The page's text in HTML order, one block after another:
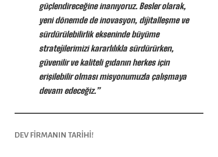
güçlendireceğine inanıyoruz. Besler olarak,
yeni dönemde de inovasyon, dijitalleşme ve
sürdürülebilirlik ekseninde büyüme
stratejilerimizi kararlılıkla sürdürürken,
güvenilir ve kaliteli gıdanın herkes için
erişilebilir olması misyonumuzla çalışmaya
devam edeceğiz.”
DEV FİRMANIN TARİHİ!